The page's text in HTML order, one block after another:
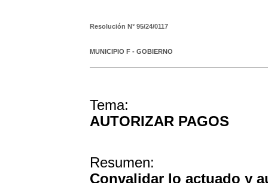
Resolución N° 95/24/0117
MUNICIPIO F - GOBIERNO
Tema:
AUTORIZAR PAGOS
Resumen:
Convalidar lo actuado y